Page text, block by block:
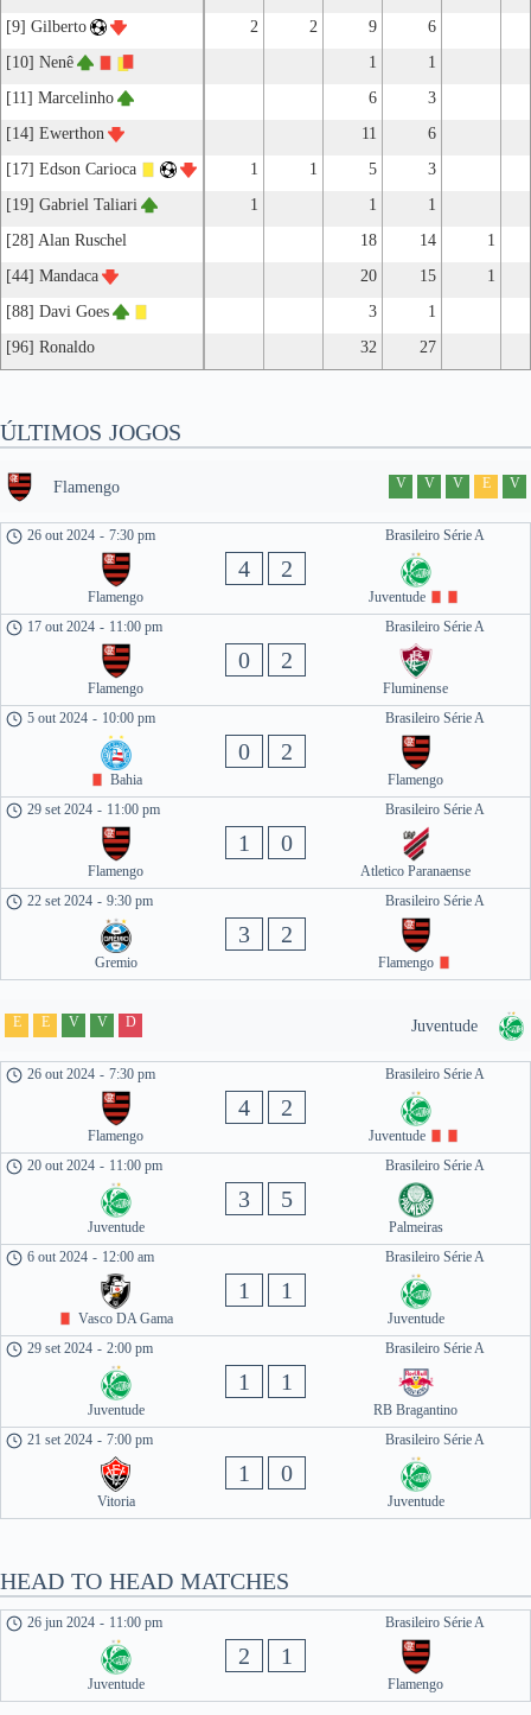
[9] Gilberto 2 2 9
6
[10] Nenê
1
1
[11] Marcelinho
6
3
[14] Ewerthon
11
6
[17] Edson Carioca
1 1 5
3
[19] Gabriel Taliari
1 1
1
[28] Alan Ruschel
18 14
1
[44] Mandaca
20 15
1
[88] Davi Goes
3
1
[96] Ronaldo
32 27
ÚLTIMOS JOGOS
Flamengo V V V E V
Brasileiro Série A
26 out 2024 - 7:30 pm
Flamengo
4 2
Juventude
Brasileiro Série A
17 out 2024 - 11:00 pm
Flamengo
0 2
Fluminense
Brasileiro Série A
5 out 2024 - 10:00 pm
Bahia
0 2
Flamengo
Brasileiro Série A
29 set 2024 - 11:00 pm
Flamengo
1 0
Atletico Paranaense
Brasileiro Série A
22 set 2024 - 9:30 pm
Gremio
3 2
Flamengo
Juventude
E E V V D
Brasileiro Série A
26 out 2024 - 7:30 pm
Flamengo
4 2
Juventude
Brasileiro Série A
20 out 2024 - 11:00 pm
Juventude
3 5
Palmeiras
Brasileiro Série A
6 out 2024 - 12:00 am
Vasco DA Gama
1 1
Juventude
Brasileiro Série A
29 set 2024 - 2:00 pm
Juventude
1 1
RB Bragantino
Brasileiro Série A
21 set 2024 - 7:00 pm
Vitoria
1 0
Juventude
HEAD TO HEAD MATCHES
Brasileiro Série A
26 jun 2024 - 11:00 pm
Juventude
2 1
Flamengo